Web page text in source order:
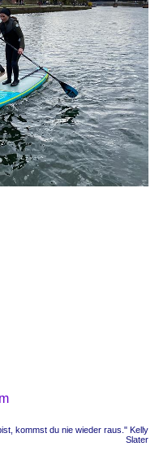
kommst du nie wieder raus." Kelly
Slater